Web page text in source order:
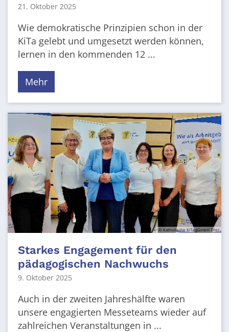
21. Oktober 2025
Wie demokratische Prinzipien schon in der
KiTa gelebt und umgesetzt werden können,
lernen in den kommenden 12 ...
Mehr
© Katholische KiTa gGmbH Trier
Starkes Engagement für den
pädagogischen Nachwuchs
9. Oktober 2025
Auch in der zweiten Jahreshälfte waren
unsere engagierten Messeteams wieder auf
zahlreichen Veranstaltungen in ...